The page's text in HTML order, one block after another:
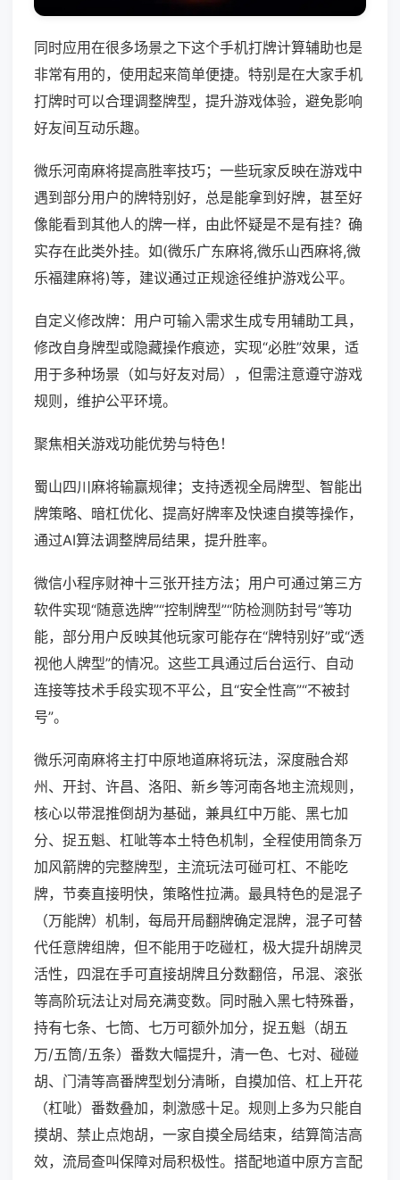
同时应用在很多场景之下这个手机打牌计算辅助也是
非常有用的，使用起来简单便捷。特别是在大家手机
打牌时可以合理调整牌型，提升游戏体验，避免影响
好友间互动乐趣。
微乐河南麻将提高胜率技巧；一些玩家反映在游戏中
遇到部分用户的牌特别好，总是能拿到好牌，甚至好
像能看到其他人的牌一样，由此怀疑是不是有挂？确
实存在此类外挂。如(微乐广东麻将,微乐山西麻将,微
乐福建麻将)等，建议通过正规途径维护游戏公平。
自定义修改牌：用户可输入需求生成专用辅助工具，
修改自身牌型或隐藏操作痕迹，实现“必胜”效果，适
用于多种场景（如与好友对局），但需注意遵守游戏
规则，维护公平环境。
聚焦相关游戏功能优势与特色！
蜀山四川麻将输赢规律；支持透视全局牌型、智能出
牌策略、暗杠优化、提高好牌率及快速自摸等操作，
通过AI算法调整牌局结果，提升胜率。
微信小程序财神十三张开挂方法；用户可通过第三方
软件实现“随意选牌”“控制牌型”“防检测防封号”等功
能，部分用户反映其他玩家可能存在“牌特别好”或“透
视他人牌型”的情况。这些工具通过后台运行、自动
连接等技术手段实现不平公，且“安全性高”“不被封
号”。
微乐河南麻将主打中原地道麻将玩法，深度融合郑
州、开封、许昌、洛阳、新乡等河南各地主流规则，
核心以带混推倒胡为基础，兼具红中万能、黑七加
分、捉五魁、杠呲等本土特色机制，全程使用筒条万
加风箭牌的完整牌型，主流玩法可碰可杠、不能吃
牌，节奏直接明快，策略性拉满。最具特色的是混子
（万能牌）机制，每局开局翻牌确定混牌，混子可替
代任意牌组牌，但不能用于吃碰杠，极大提升胡牌灵
活性，四混在手可直接胡牌且分数翻倍，吊混、滚张
等高阶玩法让对局充满变数。同时融入黑七特殊番，
持有七条、七筒、七万可额外加分，捉五魁（胡五
万/五筒/五条）番数大幅提升，清一色、七对、碰碰
胡、门清等高番牌型划分清晰，自摸加倍、杠上开花
（杠呲）番数叠加，刺激感十足。规则上多为只能自
摸胡、禁止点炮胡，一家自摸全局结束，结算简洁高
效，流局查叫保障对局积极性。搭配地道中原方言配